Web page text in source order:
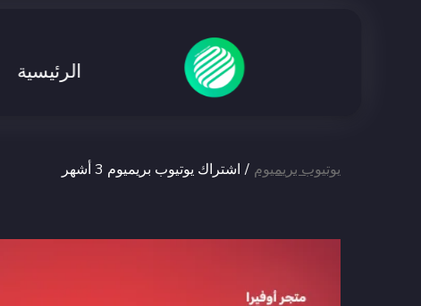
الرئيسية
يوتيوب بريميوم / اشتراك يوتيوب بريميوم 3 أشهر